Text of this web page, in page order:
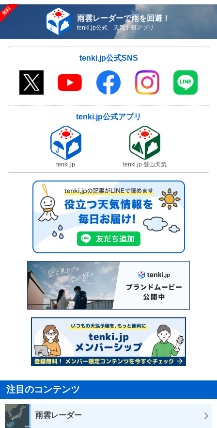
雨雲レーダーで雨を回避！
tenki.jp公式 天気予報アプリ
tenki.jp公式SNS
tenki.jp公式アプリ
tenki.jp tenki.jp 登山天気
注目のコンテンツ
雨雲レーダー